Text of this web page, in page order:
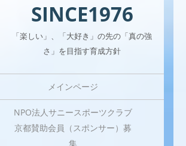
SINCE1976
「楽しい」、「大好き」の先の「真の強
さ」を目指す育成方針
メインページ
NPO法人サニースポーツクラブ
京都賛助会員（スポンサー）募
集